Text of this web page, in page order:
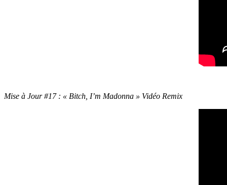
Mise à Jour #17 : « Bitch, I’m Madonna » Vidéo Remix